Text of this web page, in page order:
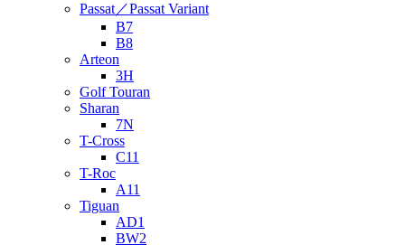
Passat／Passat Variant
B7
B8
Arteon
3H
Golf Touran
Sharan
7N
T-Cross
C11
T-Roc
A11
Tiguan
AD1
BW2